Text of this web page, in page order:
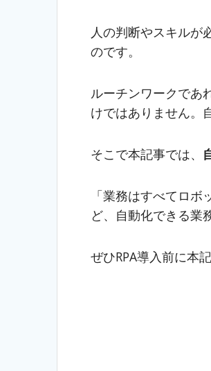
人の判断やスキルが
のです。
ルーチンワークであ
けではありません。
そこで本記事では、
「業務はすべてロ
ど、自動化できる業
ぜひRPA導入前に本